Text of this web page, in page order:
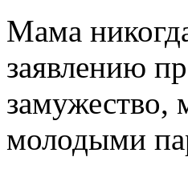
Мама
заявлению
замужество,
молодыми